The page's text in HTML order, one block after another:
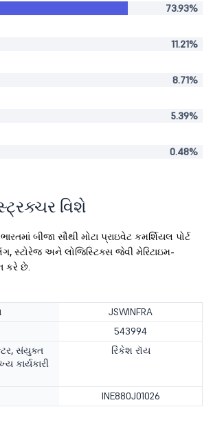
73.93%
11.21%
8.71%
5.39%
0.48%
વિશે
બીજા સૌથી મોટા પ્રાઇવેટ કમર્શિયલ પોર્ટ
સ્ટોરેજ અને લોજિસ્ટિક્સ જેવી મેરિટાઇમ-
કરે છે.
JSWINFRA
543994
સંયુક્ત
કાર્યકારી
રિંકેશ રૉય
INE880J01026